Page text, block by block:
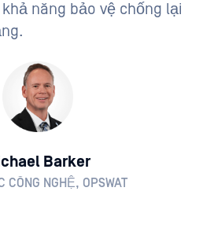
năng bảo vệ chống lại
Barker
CÔNG NGHỆ, OPSWAT